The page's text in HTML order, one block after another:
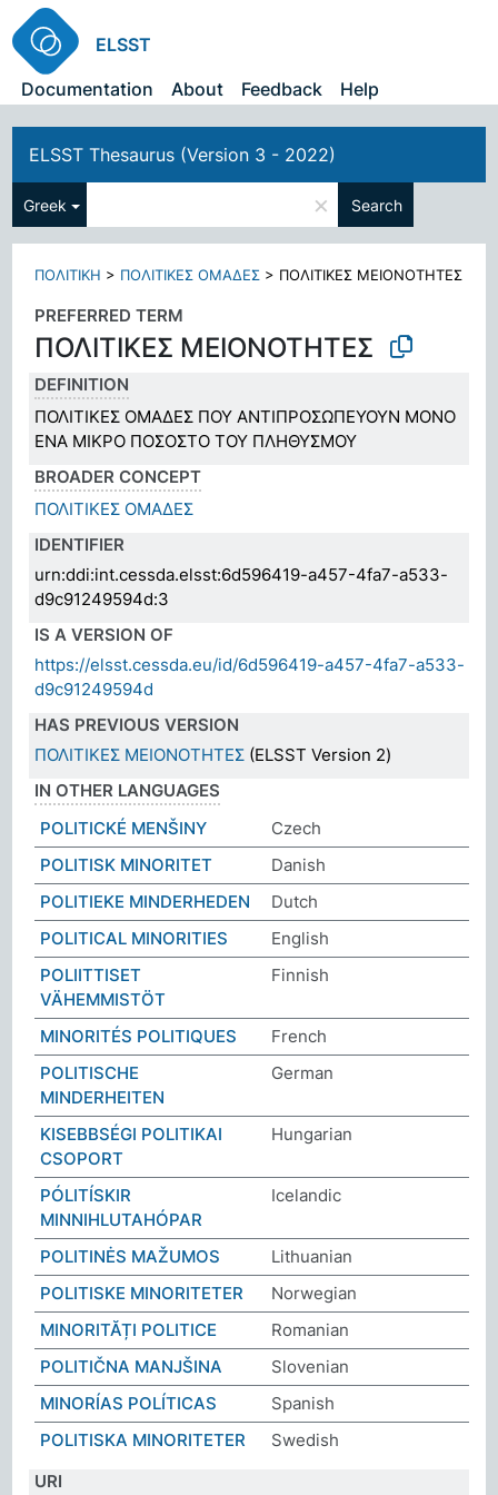
ELSST
Documentation
About Feedback Help
ELSST Thesaurus (Version 3 - 2022)
Greek × Search
ΠΟΛΙΤΙΚΗ > ΠΟΛΙΤΙΚΕΣ ΟΜΑΔΕΣ > ΠΟΛΙΤΙΚΕΣ ΜΕΙΟΝΟΤΗΤΕΣ
PREFERRED TERM
ΠΟΛΙΤΙΚΕΣ ΜΕΙΟΝΟΤΗΤΕΣ
DEFINITION
ΠΟΛΙΤΙΚΕΣ ΟΜΑΔΕΣ ΠΟΥ ΑΝΤΙΠΡΟΣΩΠΕΥΟΥΝ ΜΟΝΟ
ΕΝΑ ΜΙΚΡΟ ΠΟΣΟΣΤΟ ΤΟΥ ΠΛΗΘΥΣΜΟΥ
BROADER CONCEPT
ΠΟΛΙΤΙΚΕΣ ΟΜΑΔΕΣ
IDENTIFIER
urn:ddi:int.cessda.elsst:6d596419-a457-4fa7-a533-
d9c91249594d:3
IS A VERSION OF
https://elsst.cessda.eu/id/6d596419-a457-4fa7-a533-
d9c91249594d
HAS PREVIOUS VERSION
ΠΟΛΙΤΙΚΕΣ ΜΕΙΟΝΟΤΗΤΕΣ (ELSST Version 2)
IN OTHER LANGUAGES
POLITICKÉ MENŠINY
Czech
POLITISK MINORITET
Danish
POLITIEKE MINDERHEDEN
Dutch
POLITICAL MINORITIES
English
POLIITTISET
VÄHEMMISTÖT
Finnish
MINORITÉS POLITIQUES
French
POLITISCHE
MINDERHEITEN
German
KISEBBSÉGI POLITIKAI
CSOPORT
Hungarian
PÓLITÍSKIR
MINNIHLUTAHÓPAR
Icelandic
POLITINĖS MAŽUMOS
Lithuanian
POLITISKE MINORITETER
Norwegian
MINORITĂȚI POLITICE
Romanian
POLITIČNA MANJŠINA
Slovenian
MINORÍAS POLÍTICAS
Spanish
POLITISKA MINORITETER
Swedish
URI